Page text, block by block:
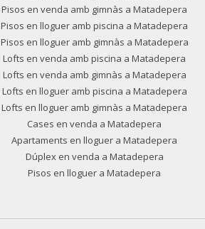
Pisos en venda amb gimnàs a Matadepera
Pisos en lloguer amb piscina a Matadepera
Pisos en lloguer amb gimnàs a Matadepera
Lofts en venda amb piscina a Matadepera
Lofts en venda amb gimnàs a Matadepera
Lofts en lloguer amb piscina a Matadepera
Lofts en lloguer amb gimnàs a Matadepera
Cases en venda a Matadepera
Apartaments en lloguer a Matadepera
Dúplex en venda a Matadepera
Pisos en lloguer a Matadepera